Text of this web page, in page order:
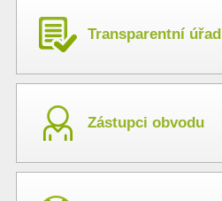
Transparentní úřad
Zástupci obvodu